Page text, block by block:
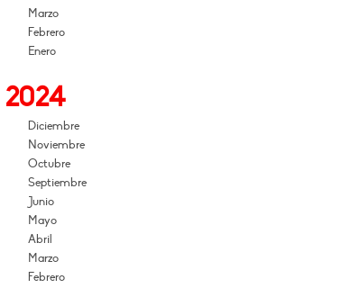
Marzo
Febrero
Enero
2024
Diciembre
Noviembre
Octubre
Septiembre
Junio
Mayo
Abril
Marzo
Febrero